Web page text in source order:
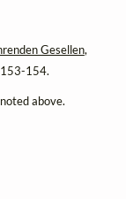
Gesellen,
153-154.
above.